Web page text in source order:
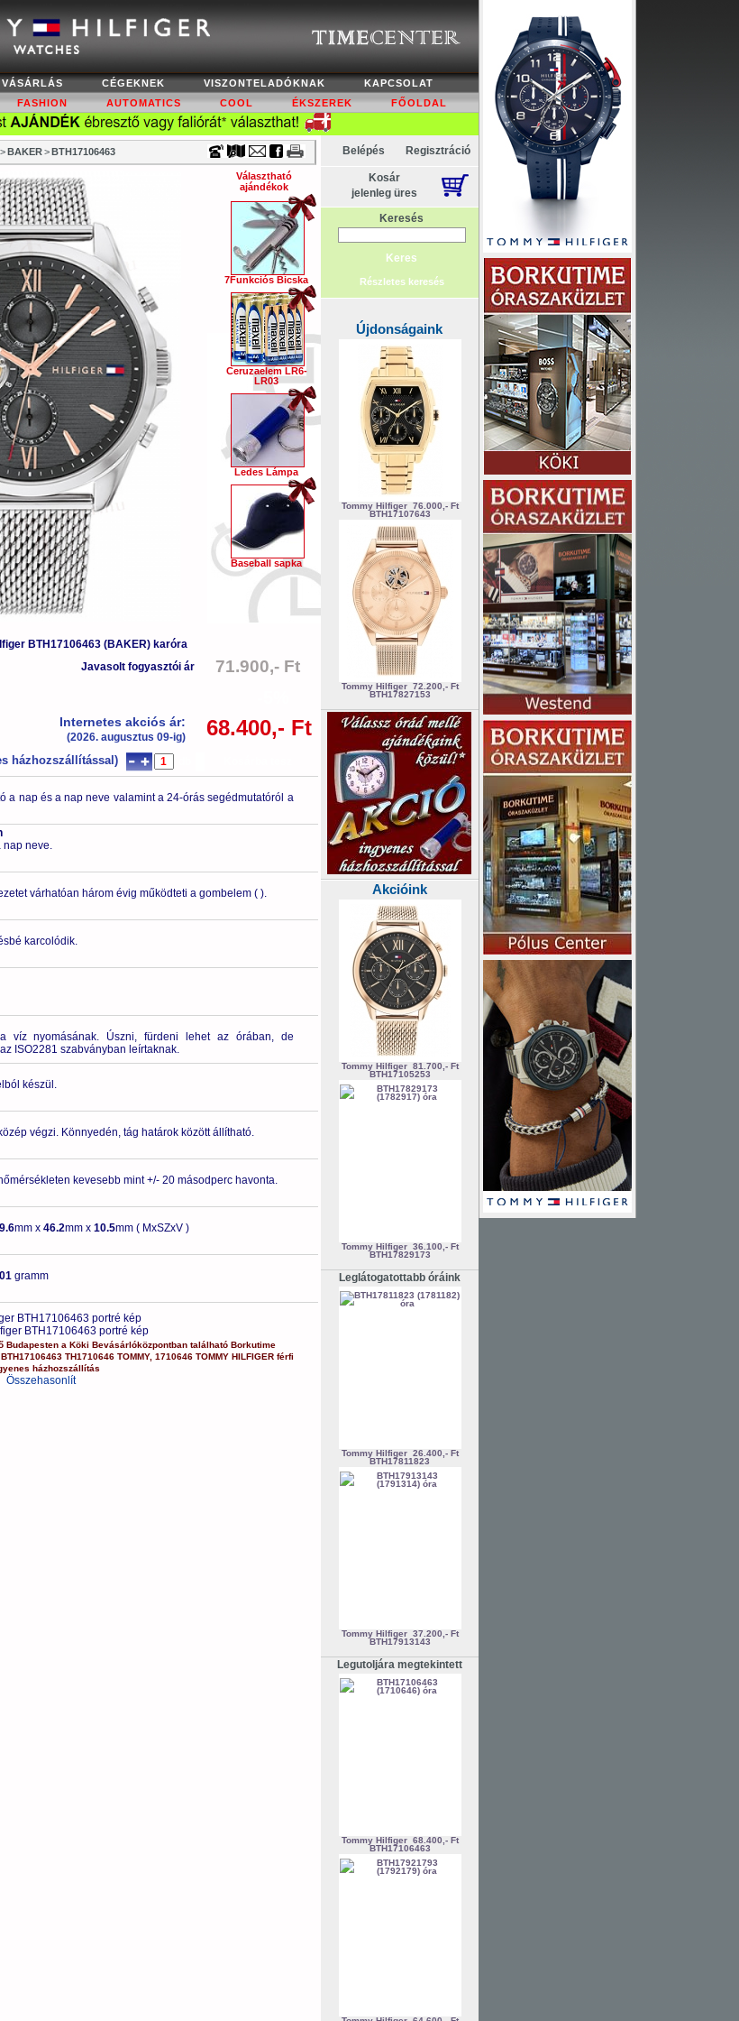
VÁSÁRLÁS CÉGEKNEK VISZONTELADÓKNAK
KAPCSOLAT
FASHION AUTOMATICS COOL ÉKSZEREK FŐOLDAL
> BAKER > BTH17106463
BTH17106463 (BAKER) karóra
Választható
ajándékok
7Funkciós Bicska
Ceruzaelem LR6-
LR03
Ledes Lámpa
Baseball sapka
Javasolt fogyasztói ár 71.900,- Ft
Internetes akciós ár:
(2026. augusztus 09-ig) 68.400,- Ft
házhozszállítással)
a nap és a nap neve valamint a 24-órás segédmutatóról a
nap neve.
várhatóan három évig működteti a gombelem ( ).
karcolódik.
víz nyomásának. Úszni, fürdeni lehet az órában, de
ISO2281 szabványban leírtaknak.
készül.
végzi. Könnyedén, tág határok között állítható.
kevesebb mint +/- 20 másodperc havonta.
mm x 46.2mm x 10.5mm ( MxSZxV )
gramm
BTH17106463 portré kép
Budapesten a Köki Bevásárlóközpontbantalálható Borkutime
BTH17106463 TH1710646 TOMMY, 1710646 TOMMY HILFIGER férfi
házhozszállítás
Összehasonlít
Belépés Regisztráció
Kosár
jelenleg üres
Keresés
Részletes keresés
Újdonságaink
Tommy Hilfiger 76.000,- Ft
BTH17107643
Tommy Hilfiger 72.200,- Ft
BTH17827153
Akcióink
Tommy Hilfiger 81.700,- Ft
BTH17105253
Tommy Hilfiger 36.100,- Ft
BTH17829173
Leglátogatottabb óráink
Tommy Hilfiger 26.400,- Ft
BTH17811823
Tommy Hilfiger 37.200,- Ft
BTH17913143
Legutoljára megtekintett
Tommy Hilfiger 68.400,- Ft
BTH17106463